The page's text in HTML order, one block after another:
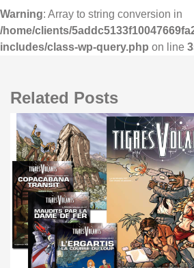
Warning: Array to string conversion in
/home/clients/
includes/class-wp-query.php on line
Related Posts